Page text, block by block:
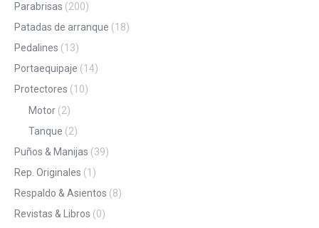
Parabrisas (200)
Patadas de arranque (18)
Pedalines (13)
Portaequipaje (14)
Protectores (10)
Motor (2)
Tanque (2)
Puños & Manijas (39)
Rep. Originales (1)
Respaldo & Asientos (8)
Revistas & Libros (0)